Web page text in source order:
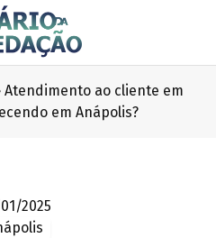
Atendimento ao cliente em
em Anápolis?
2025